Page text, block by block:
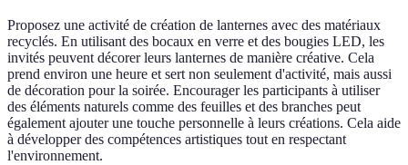
Proposez une activité de création de lanternes avec des matériaux
recyclés. En utilisant des bocaux en verre et des bougies LED, les
invités peuvent décorer leurs lanternes de manière créative. Cela
prend environ une heure et sert non seulement d'activité, mais aussi
de décoration pour la soirée. Encourager les participants à utiliser
des éléments naturels comme des feuilles et des branches peut
également ajouter une touche personnelle à leurs créations. Cela aide
à développer des compétences artistiques tout en respectant
l'environnement.